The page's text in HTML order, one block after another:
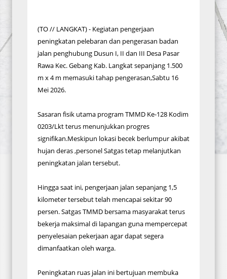
(TO // LANGKAT) - Kegiatan pengerjaan
peningkatan pelebaran dan pengerasan badan
jalan penghubung Dusun I, II dan III Desa Pasar
Rawa Kec. Gebang Kab. Langkat sepanjang 1.500
m x 4 m memasuki tahap pengerasan,Sabtu 16
Mei 2026.
Sasaran fisik utama program TMMD Ke-128 Kodim
0203/Lkt terus menunjukkan progres
signifikan.Meskipun lokasi becek berlumpur akibat
hujan deras ,personel Satgas tetap melanjutkan
peningkatan jalan tersebut.
Hingga saat ini, pengerjaan jalan sepanjang 1,5
kilometer tersebut telah mencapai sekitar 90
persen. Satgas TMMD bersama masyarakat terus
bekerja maksimal di lapangan guna mempercepat
penyelesaian pekerjaan agar dapat segera
dimanfaatkan oleh warga.
Peningkatan ruas jalan ini bertujuan membuka